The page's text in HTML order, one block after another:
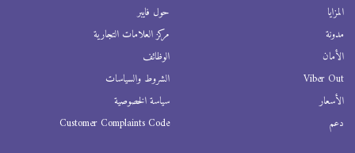
المزايا
مدونة
الأمان
Viber Out
الأسعار
دعم
حول فايبر
مركز العلامات التجارية
الوظائف
الشروط والسياسات
سياسة الخصوصية
Customer Complaints Code